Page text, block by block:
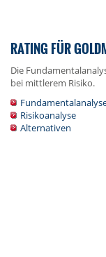
RATING FÜR
Die
bei mittlerem Risiko.
Risikoanalyse
Alternativen